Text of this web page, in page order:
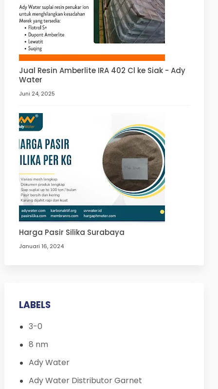
Jual Resin Amberlite IRA 402 Cl ke Siak - Ady
Water
Juni 24, 2025
Harga Pasir Silika Surabaya
Januari 16, 2024
LABELS
3-0
8 nm
Ady Water
Ady Water Distributor Garnet